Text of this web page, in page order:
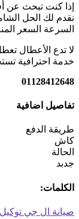
إذا كنت تبحث عن
السرعة السعر
لا تدع الأعطال
خدمة احترافية
01128412648
تفاصيل اضافية
طريقة الدفع
كاش
الحالة
جدبد
الكلمات:
صيانة ال جي